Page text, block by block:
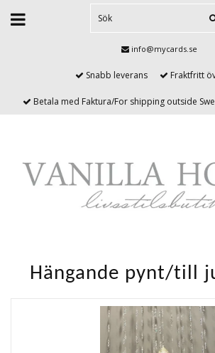
info@mycards.se
Snabb leverans Fraktfritt
Betala med Faktura/For shipping outside
Hängande pynt/till